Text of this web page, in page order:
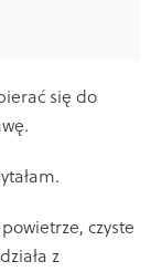
się do
czyste
z